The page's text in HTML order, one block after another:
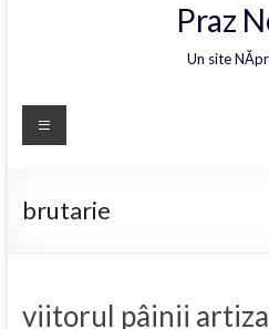
Praz
Un site
brutarie
viitorul pâinii